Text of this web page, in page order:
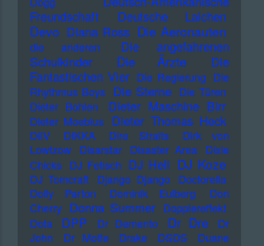
Freundschaft
Deutsche Laichen
Devo Diana Ross Die Aeronauten
die anderen
Die angefahrenen
Schulkinder
Die Ärzte
Die
Fantastischen Vier Die Regierung Die
Rhythmus Boys Die Sterne Die Türen
Dieter Bohlen
Dieter Maschine Birr
Dieter Moebius Dieter Thomas Heck
DiIV DIKKA Dire Straits
Dirk von
Lowtzow
Disarstar Disaster Area
Dixie
Chicks DJ Fetisch DJ Hell DJ Koze
DJ Tomcraft Django Django
Doctorella
Dolly Parton
Dominik Eulberg
Don
Cherry Donna Summer Dopplereffekt
Dota
DPP Dr Demento Dr Dre
Dr
John
Dr Motte Drake DSDS
Duane